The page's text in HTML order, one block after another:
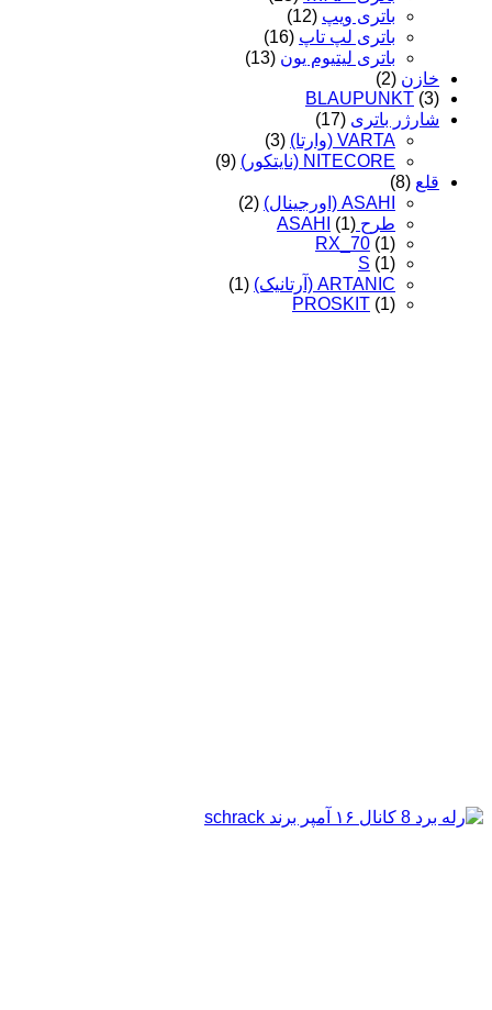
باتری ویپ (12)
باتری لپ تاپ (16)
باتری لیتیوم یون (13)
خازن (2)
BLAUPUNKT (3)
شارژر باتری (17)
VARTA (وارتا)
(3)
NITECORE (نایتکور)
(9)
قلع (8)
ASAHI (اورجینال)
(2)
طرح ASAHI (1)
RX_70 (1)
S (1)
ARTANIC (آرتانیک)
(1)
PROSKIT (1)